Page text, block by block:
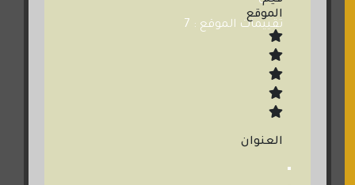
تقييمات الموقع : 7
الموقع
العنوان